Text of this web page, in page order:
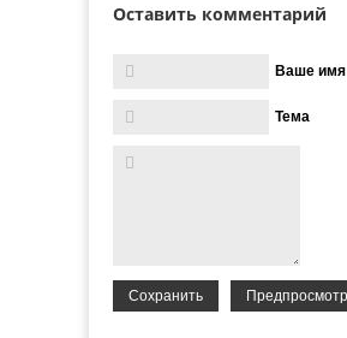
Оставить комментарий
Ваше имя
Тема